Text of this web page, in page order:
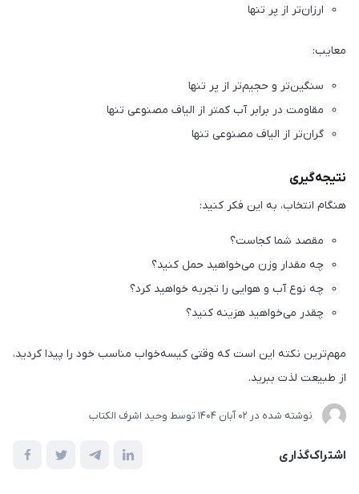
ارزان‌تر از پر تنها
معایب:
سنگین‌تر و حجیم‌تر از پر تنها
مقاومت در برابر آب کمتر از الیاف مصنوعی تنها
گران‌تر از الیاف مصنوعی تنها
نتیجه‌گیری
هنگام انتخاب، به این فکر کنید:
مقصد شما کجاست؟
چه مقدار وزن می‌خواهید حمل کنید؟
چه نوع آب و هوایی را تجربه خواهید کرد؟
چقدر می‌خواهید هزینه کنید؟
مهم‌ترین نکته این است که وقتی کیسه‌خواب مناسب خود را پیدا کردید،
از طبیعت لذت ببرید.
نوشته شده در 02 آبان 1404 توسط وحید اشرف الکتاب
اشتراک‌گذاری